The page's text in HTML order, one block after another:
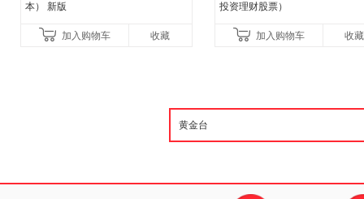
本） 新版
加入购物车 收藏
投资理财股票）
加入购物车 收藏